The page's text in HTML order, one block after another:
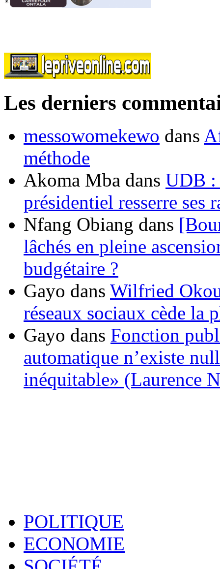
Les derniers
messowomekewo dans
méthode
Akoma Mba dans UDB :
présidentiel resserre ses
Nfang Obiang dans
lâchés en pleine
budgétaire ?
Gayo dans Wilfried
réseaux sociaux cède la
Gayo dans Fonction
automatique n’existe
inéquitable» (Laurence
POLITIQUE
ECONOMIE